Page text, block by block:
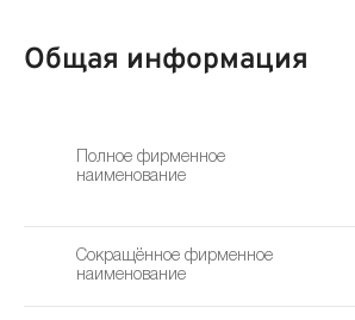
Общая информация
Полное фирменное
наименование
Сокращённое фирменное
наименование